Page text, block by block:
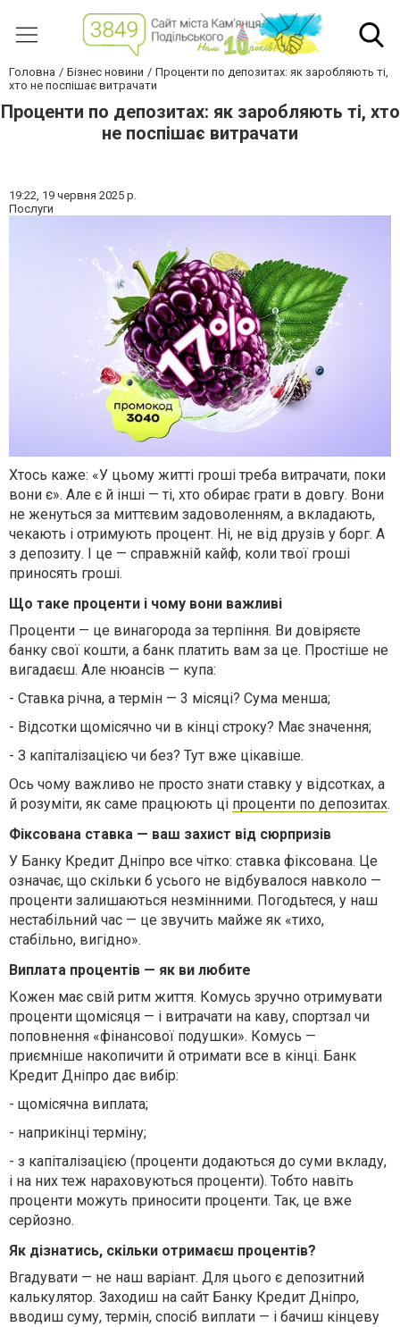
Головна Бізнес новини
Проценти по депозитах: як заробляють ті,
хто не поспішає витрачати
Проценти по депозитах: як заробляють ті, хто
не поспішає витрачати
19:22, 19 червня 2025 р.
Послуги
Хтось каже: «У цьому житті гроші треба витрачати, поки
вони є». Але є й інші — ті, хто обирає грати в довгу. Вони
не женуться за миттєвим задоволенням, а вкладають,
чекають і отримують процент. Ні, не від друзів у борг. А
з депозиту. І це — справжній кайф, коли твої гроші
приносять гроші.
Що таке проценти і чому вони важливі
Проценти — це винагорода за терпіння. Ви довіряєте
банку свої кошти, а банк платить вам за це. Простіше не
вигадаєш. Але нюансів — купа:
- Ставка річна, а термін — 3 місяці? Сума менша;
- Відсотки щомісячно чи в кінці строку? Має значення;
- З капіталізацією чи без? Тут вже цікавіше.
Ось чому важливо не просто знати ставку у відсотках, а
й розуміти, як саме працюють ці проценти по депозитах.
Фіксована ставка — ваш захист від сюрпризів
У Банку Кредит Дніпро все чітко: ставка фіксована. Це
означає, що скільки б усього не відбувалося навколо —
проценти залишаються незмінними. Погодьтеся, у наш
нестабільний час — це звучить майже як «тихо,
стабільно, вигідно».
Виплата процентів — як ви любите
Кожен має свій ритм життя. Комусь зручно отримувати
проценти щомісяця — і витрачати на каву, спортзал чи
поповнення «фінансової подушки». Комусь —
приємніше накопичити й отримати все в кінці. Банк
Кредит Дніпро дає вибір:
- щомісячна виплата;
- наприкінці терміну;
- з капіталізацією (проценти додаються до суми вкладу,
і на них теж нараховуються проценти). Тобто навіть
проценти можуть приносити проценти. Так, це вже
серйозно.
Як дізнатись, скільки отримаєш процентів?
Вгадувати — не наш варіант. Для цього є депозитний
калькулятор. Заходиш на сайт Банку Кредит Дніпро,
вводиш суму, термін, спосіб виплати — і бачиш кінцеву